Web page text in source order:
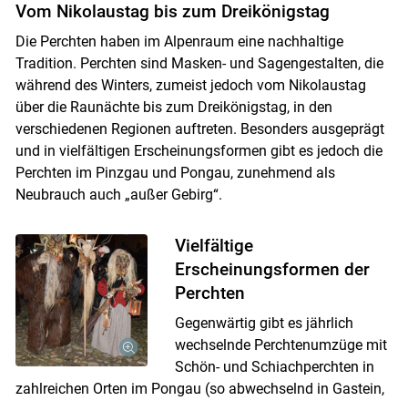
Skip to main content
Vom Nikolaustag bis zum Dreikönigstag
Die Perchten haben im Alpenraum eine nachhaltige
Tradition. Perchten sind Masken- und Sagengestalten, die
während des Winters, zumeist jedoch vom Nikolaustag
über die Raunächte bis zum Dreikönigstag, in den
verschiedenen Regionen auftreten. Besonders ausgeprägt
und in vielfältigen Erscheinungsformen gibt es jedoch die
Perchten im Pinzgau und Pongau, zunehmend als
Neubrauch auch „außer Gebirg“.
Vielfältige
Erscheinungsformen der
Perchten
Gegenwärtig gibt es jährlich
wechselnde Perchtenumzüge mit
Schön- und Schiachperchten in
zahlreichen Orten im Pongau (so abwechselnd in Gastein,